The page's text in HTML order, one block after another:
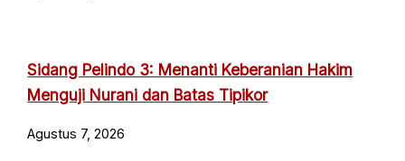
Sidang Pelindo 3: Menanti Keberanian Hakim
Menguji Nurani dan Batas Tipikor
Agustus 7, 2026